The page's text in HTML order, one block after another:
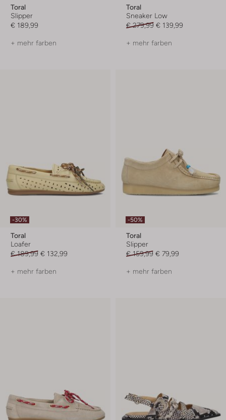
Toral
Slipper
€ 189,99
+ mehr farben
Toral
Sneaker Low
€ 279,99 € 139,99
+ mehr farben
-30%
Toral
Loafer
€ 189,99 € 132,99
+ mehr farben
-50%
Toral
Slipper
€ 159,99 € 79,99
+ mehr farben